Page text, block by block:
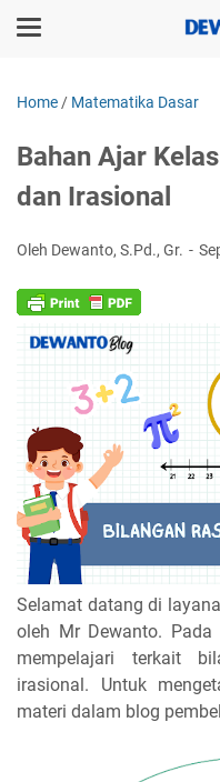
Home / Matematika Dasar
Bahan Ajar
dan Irasional
Oleh Dewanto, S.Pd., Gr.
Selamat datang di
oleh Mr Dewanto.
mempelajari terkait
irasional. Untuk
materi dalam blog